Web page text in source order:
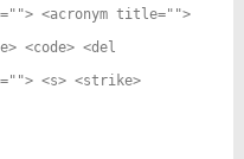
<acronym title="">
<code> <del
<s> <strike>